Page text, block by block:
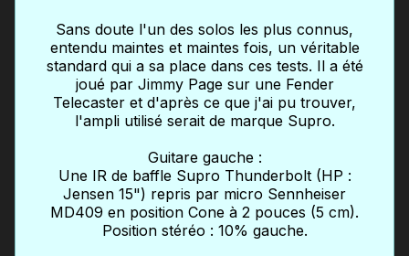
Sans doute l'un des solos les plus connus,
entendu maintes et maintes fois, un véritable
standard qui a sa place dans ces tests. Il a été
joué par Jimmy Page sur une Fender
Telecaster et d'après ce que j'ai pu trouver,
l'ampli utilisé serait de marque Supro.
Guitare gauche :
Une IR de baffle Supro Thunderbolt (HP :
Jensen 15") repris par micro Sennheiser
MD409 en position Cone à 2 pouces (5 cm).
Position stéréo : 10% gauche.